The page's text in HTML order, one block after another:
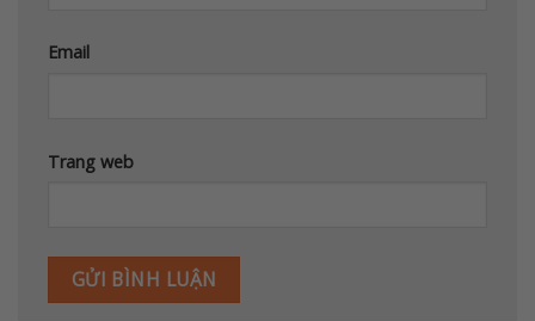
Email
Trang web